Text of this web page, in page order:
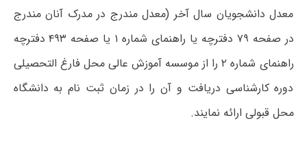
معدل دانشجویان سال آخر (معدل مندرج در مدرک آنان مندرج
در صفحه ۷۹ دفترچه یا راهنمای شماره ۱ یا صفحه ۴۹۳ دفترچه
راهنمای شماره ۲ را از موسسه آموزش عالی محل فارغ التحصیلی
دوره کارشناسی دریافت و آن را در زمان ثبت نام به دانشگاه
محل قبولی ارائه نمایند.